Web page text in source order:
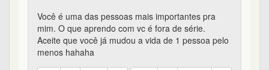
Você é uma das pessoas mais importantes pra
mim. O que aprendo com vc é fora de série.
Aceite que você já mudou a vida de 1 pessoa pelo
menos hahaha